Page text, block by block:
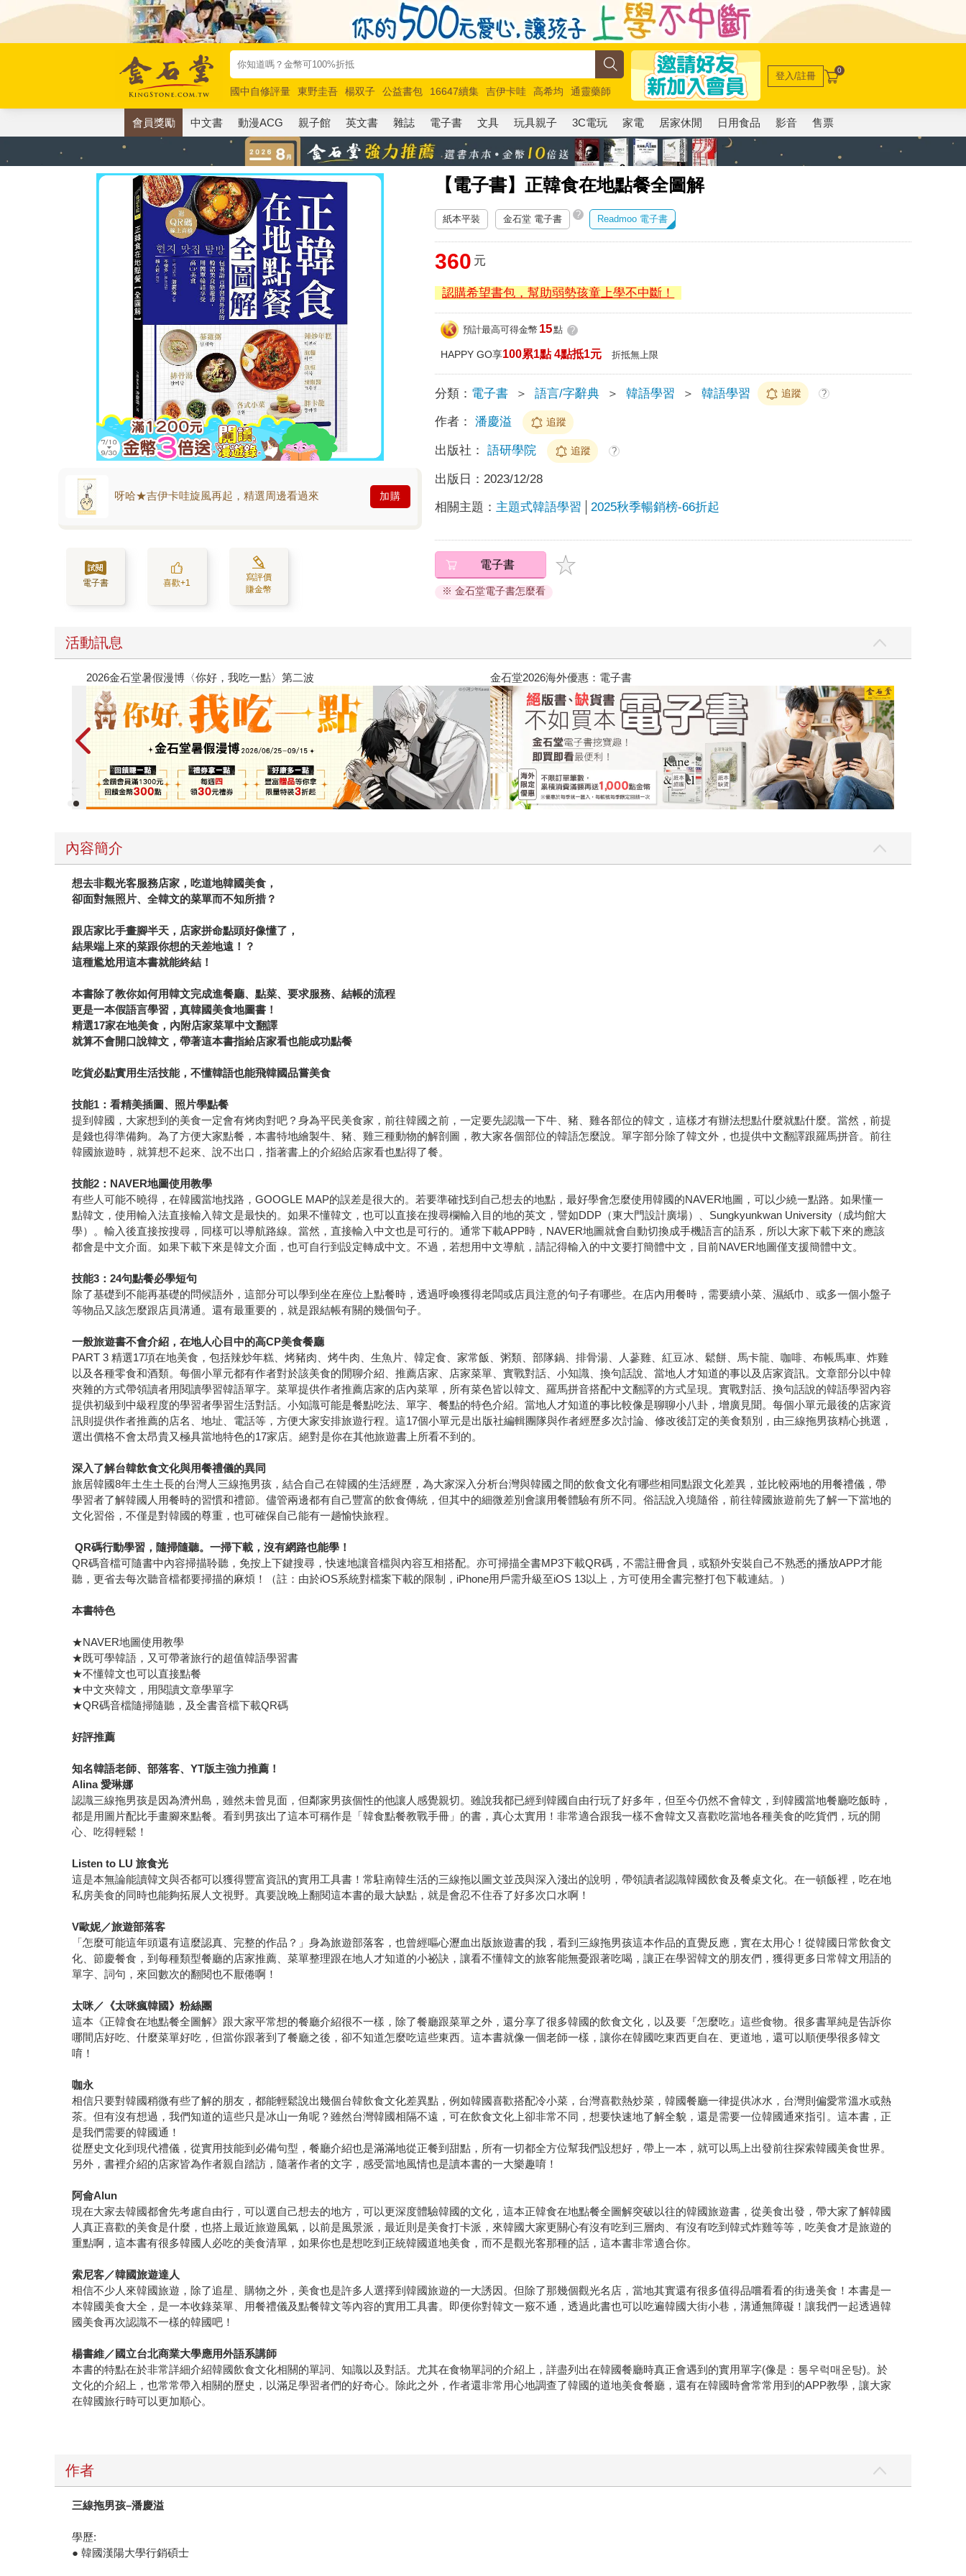
國中自修評量 東野圭吾 楊双子 公益書包 16647續集 吉伊卡哇 高希均
通靈藥師
唯紅花綻放
奧德賽 路邊攤新作 馬斯克 玩具總動員5 超慢跑
登入/註冊 0
會員獎勵 中文書 動漫ACG 親子館 英文書 雜誌 電子書 文具 玩具親子 3C電玩 家電 居家休閒 日用食品 影音 售票
【電子書】正韓食在地點餐全圖解
呀哈★吉伊卡哇旋風再起，精選周邊看過來 加購
電子書 喜歡+1
寫評價
賺金幣
紙本平裝 金石堂 電子書 ? Readmoo 電子書
360 元
認購希望書包，幫助弱勢孩童上學不中斷！
預計最高可得金幣 15點 ?
HAPPY GO享100累1點 4點抵1元 折抵無上限
分類： 電子書 ＞ 語言/字辭典 ＞ 韓語學習 ＞ 韓語學習 追蹤 ?
作者： 潘慶溢 追蹤
出版社： 語研學院 追蹤 ?
出版日： 2023/12/28
相關主題： 主題式韓語學習 2025秋季暢銷榜-66折起
電子書
※ 金石堂電子書怎麼看
活動訊息
春光ｘ奇幻基地｜全書系展 2026金石堂暑假漫博〈你好，我吃一點〉第二波
內容簡介
想去非觀光客服務店家，吃道地韓國美食，
卻面對無照片、全韓文的菜單而不知所措？
跟店家比手畫腳半天，店家拼命點頭好像懂了，
結果端上來的菜跟你想的天差地遠！？
這種尷尬用這本書就能終結！
本書除了教你如何用韓文完成進餐廳、點菜、要求服務、結帳的流程
更是一本假語言學習，真韓國美食地圖書！
精選17家在地美食，內附店家菜單中文翻譯
就算不會開口說韓文，帶著這本書指給店家看也能成功點餐
吃貨必點實用生活技能，不懂韓語也能飛韓國品嘗美食
技能1：看精美插圖、照片學點餐
提到韓國，大家想到的美食一定會有烤肉對吧？身為平民美食家，前往韓國之前，一定要先認識一下牛、豬、雞各部位的韓文，這樣才有辦法想點什麼就點什麼。當然，前提
是錢也得準備夠。為了方便大家點餐，本書特地繪製牛、豬、雞三種動物的解剖圖，教大家各個部位的韓語怎麼說。單字部分除了韓文外，也提供中文翻譯跟羅馬拼音。前往
韓國旅遊時，就算想不起來、說不出口，指著書上的介紹給店家看也點得了餐。
技能2：NAVER地圖使用教學
有些人可能不曉得，在韓國當地找路，GOOGLE MAP的誤差是很大的。若要準確找到自己想去的地點，最好學會怎麼使用韓國的NAVER地圖，可以少繞一點路。如果懂一
點韓文，使用輸入法直接輸入韓文是最快的。如果不懂韓文，也可以直接在搜尋欄輸入目的地的英文，譬如DDP（東大門設計廣場）、Sungkyunkwan University（成均館大
學）。輸入後直接按搜尋，同樣可以導航路線。當然，直接輸入中文也是可行的。通常下載APP時，NAVER地圖就會自動切換成手機語言的語系，所以大家下載下來的應該
都會是中文介面。如果下載下來是韓文介面，也可自行到設定轉成中文。不過，若想用中文導航，請記得輸入的中文要打簡體中文，目前NAVER地圖僅支援簡體中文。
技能3：24句點餐必學短句
除了基礎到不能再基礎的問候語外，這部分可以學到坐在座位上點餐時，透過呼喚獲得老闆或店員注意的句子有哪些。在店內用餐時，需要續小菜、濕紙巾、或多一個小盤子
等物品又該怎麼跟店員溝通。還有最重要的，就是跟結帳有關的幾個句子。
一般旅遊書不會介紹，在地人心目中的高CP美食餐廳
PART 3 精選17項在地美食，包括辣炒年糕、烤豬肉、烤牛肉、生魚片、韓定食、家常飯、粥類、部隊鍋、排骨湯、人蔘雞、紅豆冰、鬆餅、馬卡龍、咖啡、布帳馬車、炸雞
以及各種零食和酒類。每個小單元都有作者對於該美食的閒聊介紹、推薦店家、店家菜單、實戰對話、小知識、換句話說、當地人才知道的事以及店家資訊。文章部分以中韓
夾雜的方式帶領讀者用閱讀學習韓語單字。菜單提供作者推薦店家的店內菜單，所有菜色皆以韓文、羅馬拼音搭配中文翻譯的方式呈現。實戰對話、換句話說的韓語學習內容
提供初級到中級程度的學習者學習生活對話。小知識可能是餐點吃法、單字、餐點的特色介紹。當地人才知道的事比較像是聊聊小八卦，增廣見聞。每個小單元最後的店家資
訊則提供作者推薦的店名、地址、電話等，方便大家安排旅遊行程。這17個小單元是出版社編輯團隊與作者經歷多次討論、修改後訂定的美食類別，由三線拖男孩精心挑選，
選出價格不會太昂貴又極具當地特色的17家店。絕對是你在其他旅遊書上所看不到的。
深入了解台韓飲食文化與用餐禮儀的異同
旅居韓國8年土生土長的台灣人三線拖男孩，結合自己在韓國的生活經歷，為大家深入分析台灣與韓國之間的飲食文化有哪些相同點跟文化差異，並比較兩地的用餐禮儀，帶
學習者了解韓國人用餐時的習慣和禮節。儘管兩邊都有自己豐富的飲食傳統，但其中的細微差別會讓用餐體驗有所不同。俗話說入境隨俗，前往韓國旅遊前先了解一下當地的
文化習俗，不僅是對韓國的尊重，也可確保自己能有一趟愉快旅程。
QR碼行動學習，隨掃隨聽。一掃下載，沒有網路也能學！
QR碼音檔可隨書中內容掃描聆聽，免按上下鍵搜尋，快速地讓音檔與內容互相搭配。亦可掃描全書MP3下載QR碼，不需註冊會員，或額外安裝自己不熟悉的播放APP才能
聽，更省去每次聽音檔都要掃描的麻煩！（註：由於iOS系統對檔案下載的限制，iPhone用戶需升級至iOS 13以上，方可使用全書完整打包下載連結。）
本書特色
★NAVER地圖使用教學
★既可學韓語，又可帶著旅行的超值韓語學習書
★不懂韓文也可以直接點餐
★中文夾韓文，用閱讀文章學單字
★QR碼音檔隨掃隨聽，及全書音檔下載QR碼
好評推薦
知名韓語老師、部落客、YT版主強力推薦！
Alina愛琳娜
認識三線拖男孩是因為濟州島，雖然未曾見面，但鄰家男孩個性的他讓人感覺親切。雖說我都已經到韓國自由行玩了好多年，但至今仍然不會韓文，到韓國當地餐廳吃飯時，
都是用圖片配比手畫腳來點餐。看到男孩出了這本可稱作是「韓食點餐教戰手冊」的書，真心太實用！非常適合跟我一樣不會韓文又喜歡吃當地各種美食的吃貨們，玩的開
心、吃得輕鬆！
Listen to LU旅食光
這是本無論能讀韓文與否都可以獲得豐富資訊的實用工具書！常駐南韓生活的三線拖以圖文並茂與深入淺出的說明，帶領讀者認識韓國飲食及餐桌文化。在一頓飯裡，吃在地
私房美食的同時也能夠拓展人文視野。真要說晚上翻閱這本書的最大缺點，就是會忍不住吞了好多次口水啊！
V歐妮／旅遊部落客
「怎麼可能這年頭還有這麼認真、完整的作品？」身為旅遊部落客，也曾經嘔心瀝血出版旅遊書的我，看到三線拖男孩這本作品的直覺反應，實在太用心！從韓國日常飲食文
化、節慶餐食，到每種類型餐廳的店家推薦、菜單整理跟在地人才知道的小祕訣，讓看不懂韓文的旅客能無憂跟著吃喝，讓正在學習韓文的朋友們，獲得更多日常韓文用語的
單字、詞句，來回數次的翻閱也不厭倦啊！
太咪／《太咪瘋韓國》粉絲團
這本《正韓食在地點餐全圖解》跟大家平常想的餐廳介紹很不一樣，除了餐廳跟菜單之外，還分享了很多韓國的飲食文化，以及要『怎麼吃』這些食物。很多書單純是告訴你
哪間店好吃、什麼菜單好吃，但當你跟著到了餐廳之後，卻不知道怎麼吃這些東西。這本書就像一個老師一樣，讓你在韓國吃東西更自在、更道地，還可以順便學很多韓文
唷！
咖永
相信只要對韓國稍微有些了解的朋友，都能輕鬆說出幾個台韓飲食文化差異點，例如韓國喜歡搭配冷小菜，台灣喜歡熱炒菜，韓國餐廳一律提供冰水，台灣則偏愛常溫水或熱
茶。但有沒有想過，我們知道的這些只是冰山一角呢？雖然台灣韓國相隔不遠，可在飲食文化上卻非常不同，想要快速地了解全貌，還是需要一位韓國通來指引。這本書，正
是我們需要的韓國通！
從歷史文化到現代禮儀，從實用技能到必備句型，餐廳介紹也是滿滿地從正餐到甜點，所有一切都全方位幫我們設想好，帶上一本，就可以馬上出發前往探索韓國美食世界。
另外，書裡介紹的店家皆為作者親自踏訪，隨著作者的文字，感受當地風情也是讀本書的一大樂趣唷！
阿侖Alun
現在大家去韓國都會先考慮自由行，可以選自己想去的地方，可以更深度體驗韓國的文化，這本正韓食在地點餐全圖解突破以往的韓國旅遊書，從美食出發，帶大家了解韓國
人真正喜歡的美食是什麼，也搭上最近旅遊風氣，以前是風景派，最近則是美食打卡派，來韓國大家更關心有沒有吃到三層肉、有沒有吃到韓式炸雞等等，吃美食才是旅遊的
重點啊，這本書有很多韓國人必吃的美食清單，如果你也是想吃到正統韓國道地美食，而不是觀光客那種的話，這本書非常適合你。
索尼客／韓國旅遊達人
相信不少人來韓國旅遊，除了追星、購物之外，美食也是許多人選擇到韓國旅遊的一大誘因。但除了那幾個觀光名店，當地其實還有很多值得品嚐看看的街邊美食！本書是一
本韓國美食大全，是一本收錄菜單、用餐禮儀及點餐韓文等內容的實用工具書。即便你對韓文一竅不通，透過此書也可以吃遍韓國大街小巷，溝通無障礙！讓我們一起透過韓
國美食再次認識不一樣的韓國吧！
楊書維／國立台北商業大學應用外語系講師
本書的特點在於非常詳細介紹韓國飲食文化相關的單詞、知識以及對話。尤其在食物單詞的介紹上，詳盡列出在韓國餐廳時真正會遇到的實用單字(像是：통우럭매운탕)。於
文化的介紹上，也常常帶入相關的歷史，以滿足學習者們的好奇心。除此之外，作者還非常用心地調查了韓國的道地美食餐廳，還有在韓國時會常常用到的APP教學，讓大家
在韓國旅行時可以更加順心。
作者
三線拖男孩–潘慶溢
學歷:
● 韓國漢陽大學行銷碩士